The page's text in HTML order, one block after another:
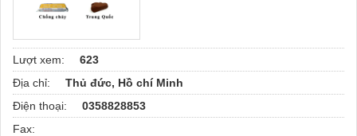
Lượt xem:
623
Địa chỉ:
Thủ đức, Hồ chí Minh
Điện thoại:
0358828853
Fax: